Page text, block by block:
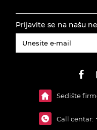
Prijavite se na našu
Sedište
Call centar: